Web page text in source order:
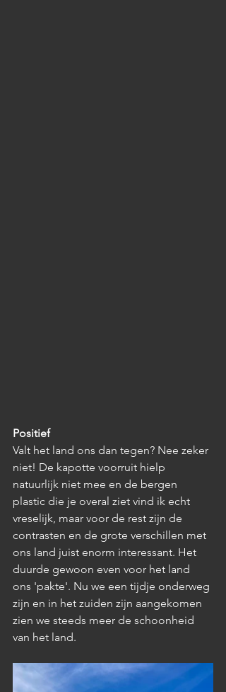
Positief
Valt het land ons dan tegen? Nee zeker
niet! De kapotte voorruit hielp
natuurlijk niet mee en de bergen
plastic die je overal ziet vind ik echt
vreselijk, maar voor de rest zijn de
contrasten en de grote verschillen met
ons land juist enorm interessant. Het
duurde gewoon even voor het land
ons 'pakte'. Nu we een tijdje onderweg
zijn en in het zuiden zijn aangekomen
zien we steeds meer de schoonheid
van het land.